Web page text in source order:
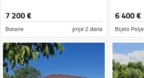
7 200€
Berane prije 2 dana
6 400€
Bijelo Polje